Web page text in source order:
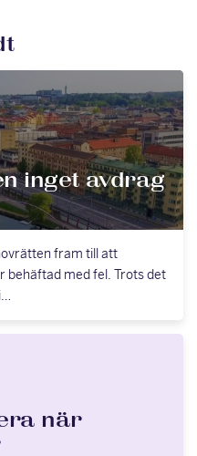
inget avdrag
fram till att
behäftad med fel. Trots det
när